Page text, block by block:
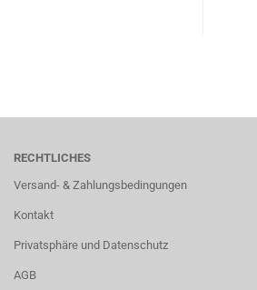
RECHTLICHES
Versand- & Zahlungsbedingungen
Kontakt
Privatsphäre und Datenschutz
AGB